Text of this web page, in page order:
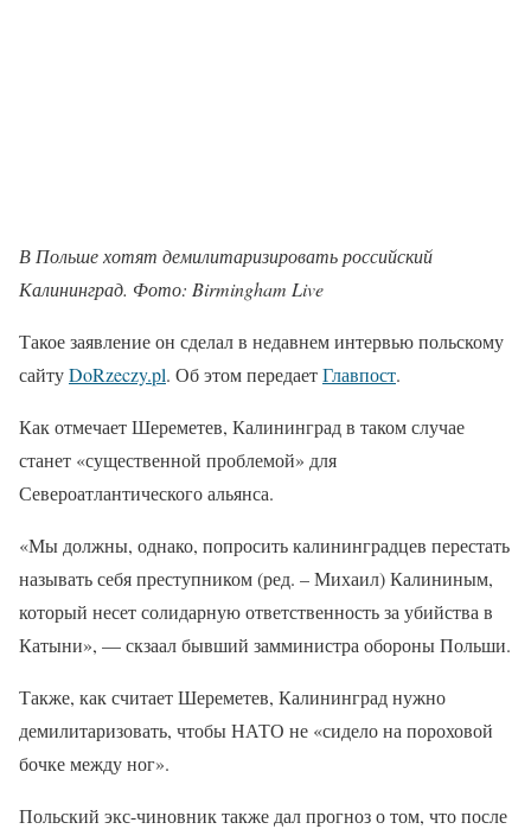
В Польше хотят демилитаризировать российский
Калининград. Фото: Birmingham Live
Такое заявление он сделал в недавнем интервью польскому
сайтуDoRzeczy.pl. Об этом передаетГлавпост.
Как отмечает Шереметев, Калининград в таком случае
станет «существенной проблемой» для
Североатлантического альянса.
«Мы должны, однако, попросить калининградцев перестать
называть себя преступником (ред. – Михаил) Калининым,
который несет солидарную ответственность за убийства в
Катыни», — скзаал бывший замминистра обороны Польши.
Также, как считает Шереметев, Калининград нужно
демилитаризовать, чтобы НАТО не «сидело на пороховой
бочке между ног».
Польский экс-чиновник также дал прогноз о том, что после